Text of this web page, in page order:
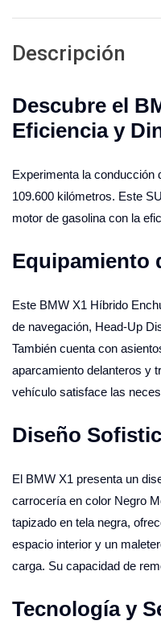
Descripción
Descubre el
Eficiencia y
Experimenta la conducción
109.600 kilómetros. Este
motor de gasolina con la
Equipamiento
Este BMW X1 Híbrido
de navegación, Head-Up
También cuenta con
aparcamiento delanteros y
vehículo satisface las
Diseño
El BMW X1 presenta un
carrocería en color Negro
tapizado en tela negra,
espacio interior y un
carga. Su capacidad de
Tecnología y